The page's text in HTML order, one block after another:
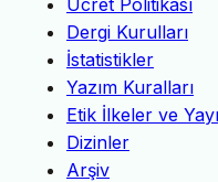
Ücret Politikası
Dergi Kurulları
İstatistikler
Yazım Kuralları
Etik İlkeler ve
Dizinler
Arşiv